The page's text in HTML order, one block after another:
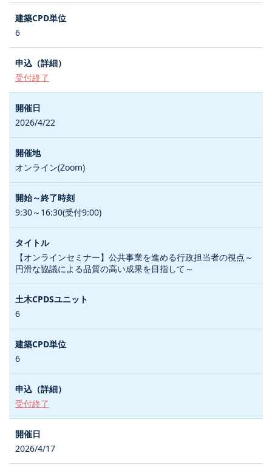
6
受付終了
2026/4/22
オンライン(Zoom)
9:30～16:30(受付9:00)
【オンラインセミナー】公共事業を進める行政担当者の視点～
円滑な協議による品質の高い成果を目指して～
6
6
受付終了
2026/4/17